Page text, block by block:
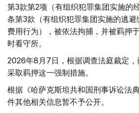
第3款第2项（有组织犯罪集团实施的
条第3款（有组织犯罪集团实施的逃
费用行为），被依法拘捕，并被羁押
时看守所。
2026年8月7日，根据调查法庭裁定，
采取羁押这一强制措施。
根据《哈萨克斯坦共和国刑事诉讼法
件其他相关信息暂不予公开。